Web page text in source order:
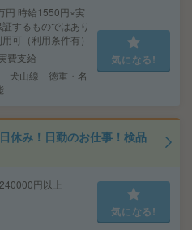
時給1550円×実
するものではあり
可（利用条件有）
費支給
山線 徳重・名
気になる!
休み！日勤のお仕事！検品
円以上
気になる!